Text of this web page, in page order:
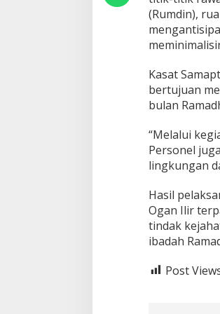
I
n
t
e
s
i
f
k
n
P
a
t
o
l
i
T
u
j
(Rumdin),
Kasat
bertujuan
bulan
“Melalui
Personel
lingkungan
Hasil
Ogan Ilir
tindak
ibadah
Post